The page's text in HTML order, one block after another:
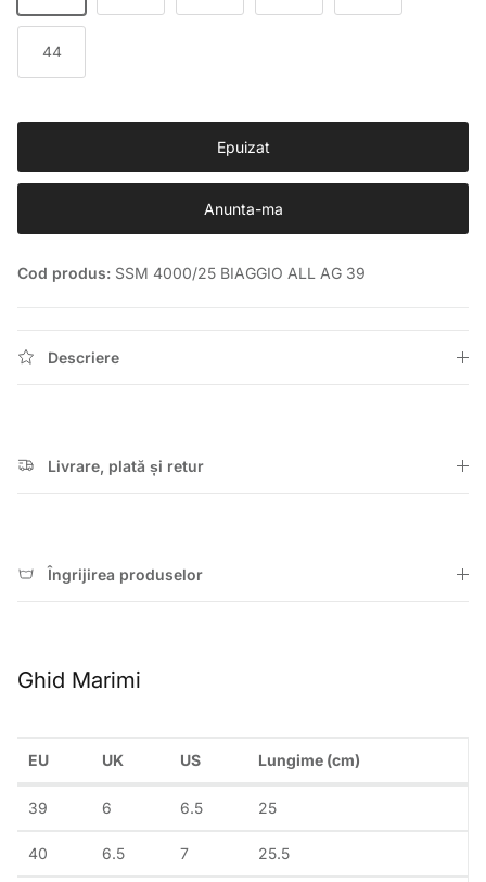
44
Epuizat
Anunta-ma
Cod produs: SSM 4000/25 BIAGGIO ALL AG 39
Descriere
Livrare, plată și retur
Îngrijirea produselor
Ghid Marimi
EU UK US Lungime (cm)
39 6 6.5 25
40 6.5 7 25.5